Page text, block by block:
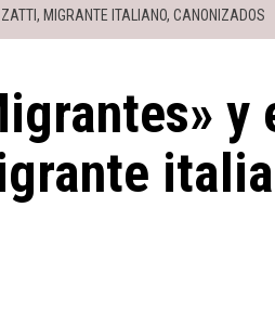
MIGRANTE ITALIANO, CANONIZADOS
y